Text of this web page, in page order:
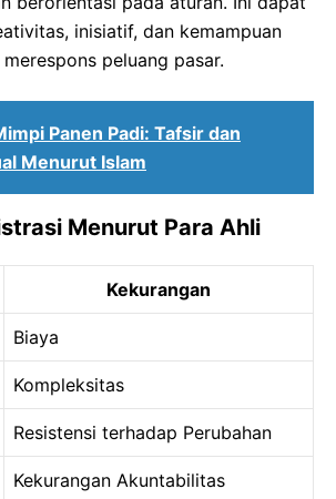
inisiatif, dan kemampuan
peluang pasar.
Panen Padi: Tafsir dan
Menurut Islam
Menurut Para Ahli
Kekurangan
Biaya
Kompleksitas
Resistensi terhadap Perubahan
Kekurangan Akuntabilitas